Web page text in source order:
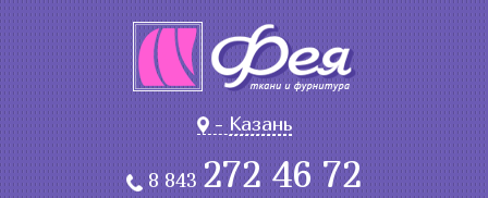
-Казань
8 843272 46 72